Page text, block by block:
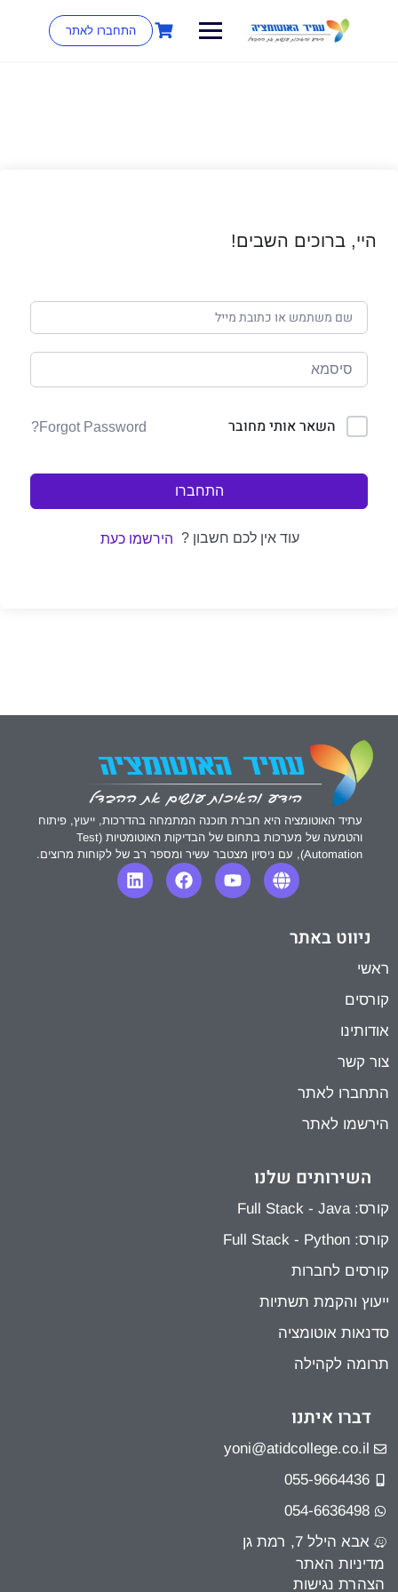
התחברו לאתר
היי, ברוכים השבים!
השאר אותי מחובר Forgot Password?
התחברו
עוד אין לכם חשבון ? הירשמו כעת
עתיד האוטומציה היא חברת תוכנה המתמחה בהדרכות, ייעוץ, פיתוח
והטמעה של מערכות בתחום של הבדיקות האוטומטיות (Test
Automation), עם ניסיון מצטבר עשיר ומספר רב של לקוחות מרוצים.
ניווט באתר
ראשי
קורסים
אודותינו
צור קשר
התחברו לאתר
הירשמו לאתר
השירותים שלנו
קורס: Full Stack - Java
קורס: Full Stack - Python
קורסים לחברות
ייעוץ והקמת תשתיות
סדנאות אוטומציה
תרומה לקהילה
דברו איתנו
yoni@atidcollege.co.il
055-9664436
054-6636498
אבא הילל 7, רמת גן
מדיניות האתר
הצהרת נגישות